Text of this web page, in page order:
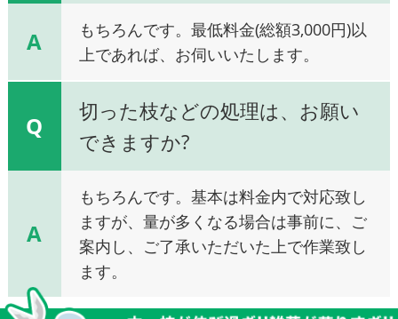
A
もちろんです。最低料金(総額3,000円)以
上であれば、お伺いいたします。
Q
切った枝などの処理は、お願い
できますか?
A
もちろんです。基本は料金内で対応致し
ますが、量が多くなる場合は事前に、ご
案内し、ご了承いただいた上で作業致し
ます。